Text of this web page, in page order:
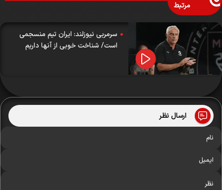
مرتبط
سرمربی نیوزلند: ایران تیم منسجمی
است/ شناخت خوبی از آنها داریم
ارسال نظر